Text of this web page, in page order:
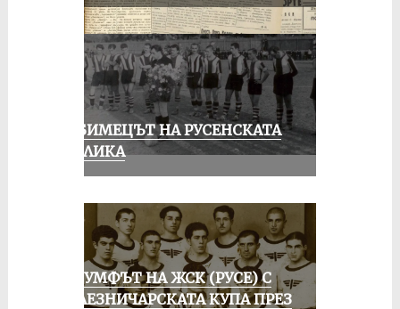
ЛЮБИМЕЦЪТ НА РУСЕНСКАТА
ПУБЛИКА
ТРИУМФЪТ НА ЖСК (РУСЕ) С
ЖЕЛЕЗНИЧАРСКАТА КУПА ПРЕЗ